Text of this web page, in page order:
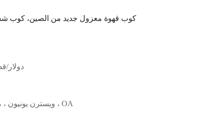
كوب قهوة معزول جديد من الصين، كوب
4.0
L/C ، D/A ، D/P ، T/T ، ويسترن يونيون ، مونيغرام ، OA